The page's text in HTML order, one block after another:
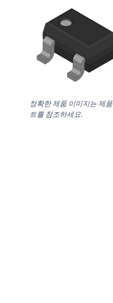
정확한 제품 이미지는 제
트를 참조하세요.